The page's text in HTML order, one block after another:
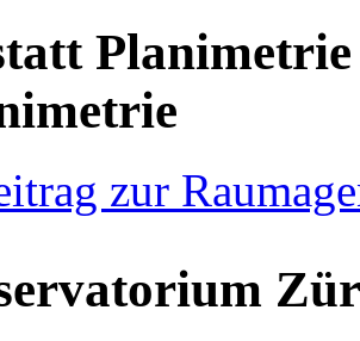
zur